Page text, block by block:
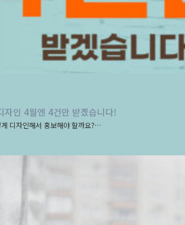
자인 4월엔 4건만 받겠습니다!
디자인해서 홍보해야 할까요?…